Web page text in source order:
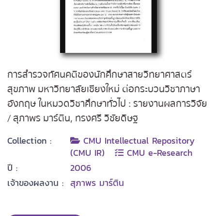
การสำรวจทัศนคติของนักศึกษาสายวิทยาศาสตร์
สุขภาพ มหาวิทยาลัยเชียงใหม่ ต่อกระบวนวิชาภาษา
อังกฤษ ในหมวดวิชาศึกษาทั่วไป : รายงานผลการวิจัย
/ สุภาพร มาร์ติน, ทรงศรี วิชัยดิษฐ
Collection :
CMU Intellectual Repository
(CMU IR)
CMU e-Research
ปี :
2006
เจ้าของผลงาน : สุภาพร มาร์ติน